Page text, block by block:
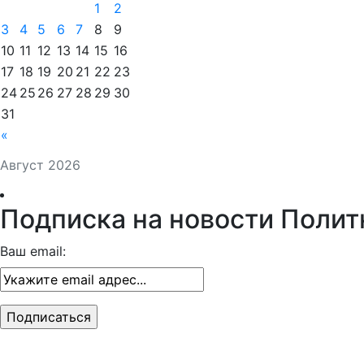
Август 2026
«
1
2
3
4 5 6 7 8
9
10 11 12 13 14 15 16
17 18 19 20 21 22 23
24 25 26 27 28 29 30
31
Подписка на новости
Ваш email: